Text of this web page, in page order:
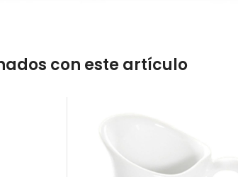
con este artículo